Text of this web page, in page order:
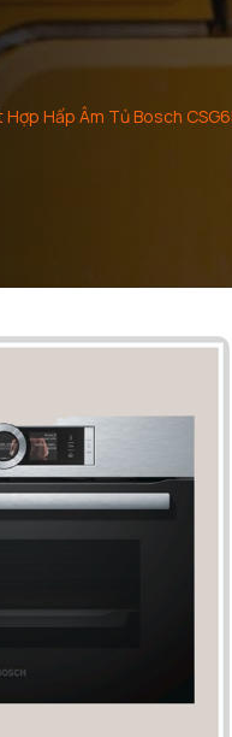
Hấp Âm Tủ Bosch